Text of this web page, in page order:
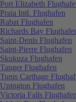
Port Elizabeth
Praia Intl. Flughafen
Rabat Flughafen
Richards Bay
Saint-Denis Flughafen
Saint-Pierre Flughafen
Skukuza Flughafen
Tanger Flughafen
Tunis Carthage
Upington Flughafen
Victoria Falls Flughafen